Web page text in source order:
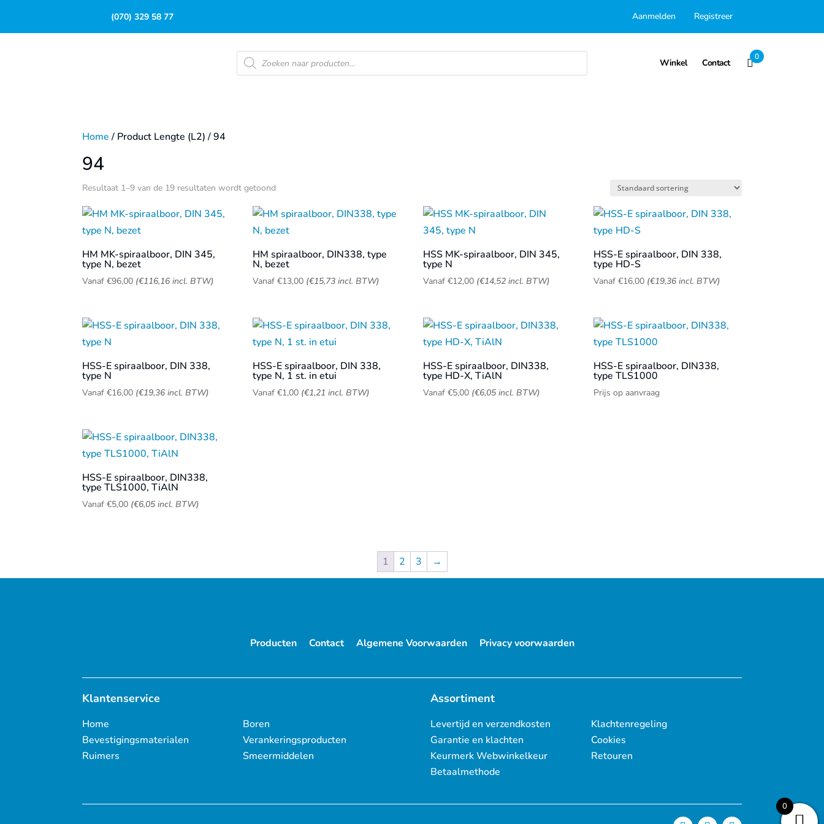
(070) 329 58 77 Aanmelden Registreer
Producten
zoeken Winkel Contact
0
Home/ Product Lengte (L2) / 94
94
Resultaat 1–9 van de 19 resultaten wordt getoond
HM MK-spiraalboor, DIN 345,
type N, bezet
Vanaf €96,00 (€116,16incl. BTW)
HM spiraalboor, DIN338, type
N, bezet
Vanaf €13,00 (€15,73 incl. BTW)
HSS MK-spiraalboor, DIN 345,
type N
Vanaf €12,00 (€14,52 incl. BTW)
HSS-E spiraalboor, DIN 338,
type HD-S
Vanaf €16,00 (€19,36incl. BTW)
HSS-E spiraalboor, DIN 338,
type N
Vanaf €16,00 (€19,36incl. BTW)
HSS-E spiraalboor, DIN 338,
type N, 1 st. in etui
Vanaf €1,00 (€1,21 incl. BTW)
HSS-E spiraalboor, DIN338,
type HD-X, TiAlN
Vanaf €5,00 (€6,05 incl. BTW)
HSS-E spiraalboor, DIN338,
type TLS1000
Prijs op aanvraag
HSS-E spiraalboor, DIN338,
type TLS1000, TiAlN
Vanaf €5,00 (€6,05 incl. BTW)
1 2 3 →
Producten Contact Algemene Voorwaarden Privacy voorwaarden
Klantenservice
Home
Bevestigingsmaterialen
Ruimers
Boren
Verankeringsproducten
Smeermiddelen
Assortiment
Levertijd en verzendkosten
Garantie en klachten
Keurmerk Webwinkelkeur
Betaalmethode
Klachtenregeling
Cookies
Retouren
0